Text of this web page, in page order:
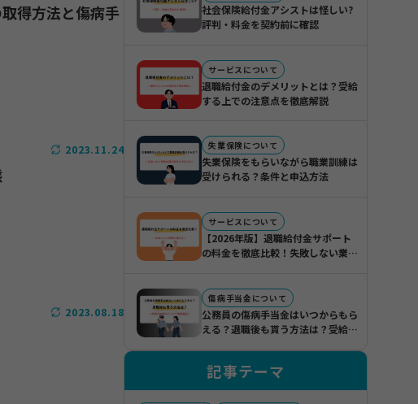
得方法と傷病手
2023.11.24
2023.08.18
社会保険給付金アシストは怪しい?
評判・料金を契約前に確認
サービスについて
退職給付金のデメリットとは？受給
する上での注意点を徹底解説
失業保険について
失業保険をもらいながら職業訓練は
受けられる？条件と申込方法
サービスについて
【2026年版】退職給付金サポート
の料金を徹底比較！失敗しない業者
傷病手当金について
公務員の傷病手当金はいつからもら
える？退職後も貰う方法は？受給の
記事テーマ